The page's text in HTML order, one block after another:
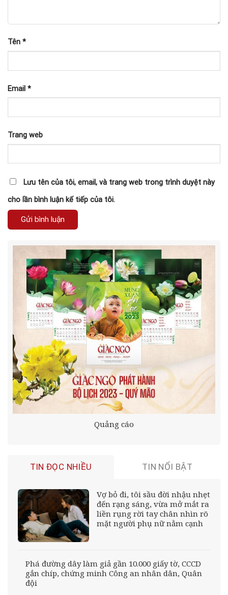
Tên *
Email *
Trang web
Lưu tên của tôi, email, và trang web trong trình duyệt này
cho lần bình luận kế tiếp của tôi.
Quảng cáo
TIN ĐỌC NHIỀU TIN NỔI BẬT
Vợ bỏ đi, tôi sầu đời nhậu nhẹt
đến rạng sáng, vừa mở mắt ra
liền rụng rời tay chân nhìn rõ
mặt người phụ nữ nằm cạnh
Phá đường dây làm giả gần 10.000 giấy tờ, CCCD
gắn chíp, chứng minh Công an nhân dân, Quân
đội